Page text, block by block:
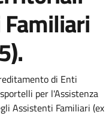
di Enti
per l'Assistenza
Assistenti Familiari (ex